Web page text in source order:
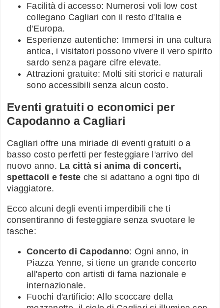
Facilità di accesso: Numerosi voli low cost
collegano Cagliari con il resto d'Italia e
d'Europa.
Esperienze autentiche: Immersi in una cultura
antica, i visitatori possono vivere il vero spirito
sardo senza pagare cifre elevate.
Attrazioni gratuite: Molti siti storici e naturali
sono accessibili senza alcun costo.
Eventi gratuiti o economici per
Capodanno a Cagliari
Cagliari offre una miriade di eventi gratuiti o a
basso costo perfetti per festeggiare l'arrivo del
nuovo anno. La città si anima di concerti,
spettacoli e feste che si adattano a ogni tipo di
viaggiatore.
Ecco alcuni degli eventi imperdibili che ti
consentiranno di festeggiare senza svuotare le
tasche:
Concerto di Capodanno: Ogni anno, in
Piazza Yenne, si tiene un grande concerto
all'aperto con artisti di fama nazionale e
internazionale.
Fuochi d'artificio: Allo scoccare della